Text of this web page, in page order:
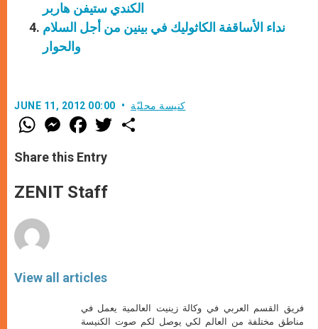
الكندي ستيفن هاربر
نداء الأساقفة الكاثوليك في بينين من أجل السلام
والحوار
JUNE 11, 2012 00:00 كنيسة محليّة
W
h
t
s
p
p
M
e
s
e
g
e
F
a
e
b
o
k
w
Share this Entry
ZENIT Staff
View all articles
فريق القسم العربي في وكالة زينيت العالمية يعمل في
مناطق مختلفة من العالم لكي يوصل لكم صوت الكنيسة